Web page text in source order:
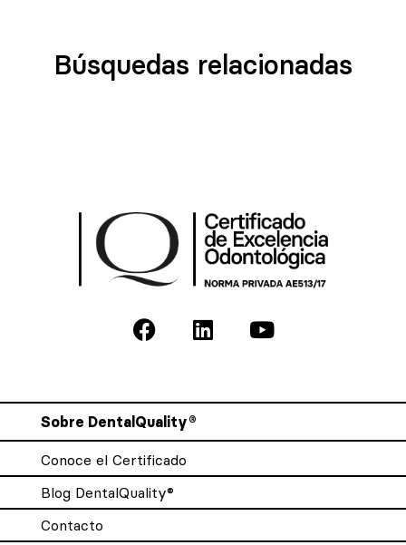
Búsquedas relacionadas
Sobre DentalQuality®
Conoce el Certificado
Blog DentalQuality®
Contacto